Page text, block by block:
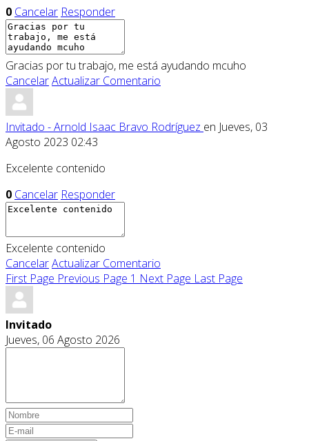
0 Cancelar Responder
Gracias por tu trabajo, me está ayudando mcuho
CancelarActualizar Comentario
Invitado - Arnold Isaac Bravo Rodríguez en Jueves, 03
Agosto 2023 02:43
Excelente contenido
0 Cancelar Responder
Excelente contenido
CancelarActualizar Comentario
First Page Previous Page 1 Next Page Last Page
Invitado
Jueves, 06 Agosto 2026